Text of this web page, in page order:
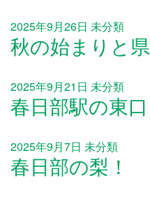
2025年9月26日 未分類
秋の始まりと
2025年9月21日 未分類
春日部駅の東
2025年9月7日 未分類
春日部の梨！